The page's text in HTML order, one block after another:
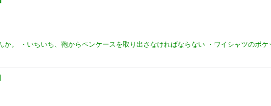
。 ・いちいち、鞄からペンケースを取り出さなければならない ・ワイシャツのポ